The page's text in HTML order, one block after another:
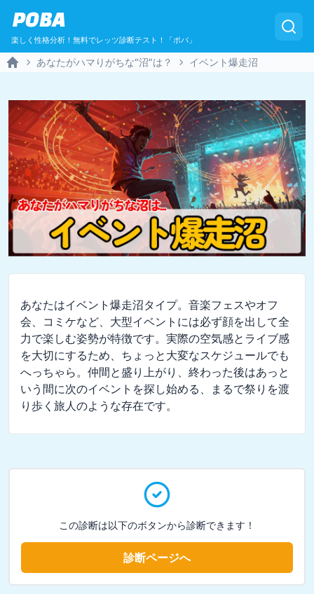
POBA
楽しく性格分析！無料でレッツ診断テスト！「ポバ」
あなたがハマりがちな“沼”は？ イベント爆走沼
あなたはイベント爆走沼タイプ。音楽フェスやオフ
会、コミケなど、大型イベントには必ず顔を出して全
力で楽しむ姿勢が特徴です。実際の空気感とライブ感
を大切にするため、ちょっと大変なスケジュールでも
へっちゃら。仲間と盛り上がり、終わった後はあっと
いう間に次のイベントを探し始める、まるで祭りを渡
り歩く旅人のような存在です。
この診断は以下のボタンから診断できます！
診断ページへ